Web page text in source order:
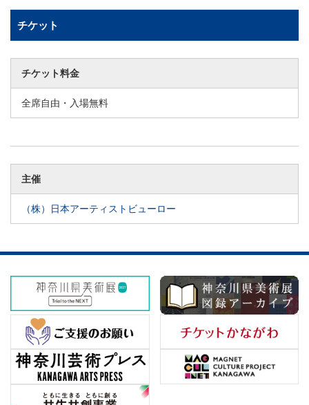
チケット
チケット料金
全席自由・入場無料
主催
（株）日本アーティストビューロー